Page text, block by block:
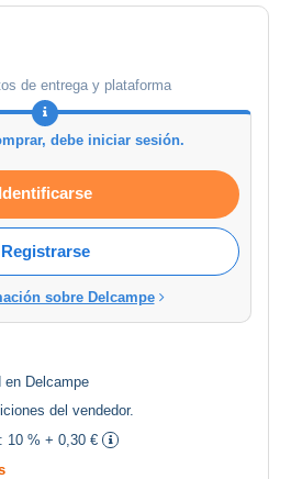
de entrega y plataforma
debe iniciar sesión.
Identificarse
Registrarse
sobre Delcampe
en Delcampe
del vendedor.
10 % + 0,30 €